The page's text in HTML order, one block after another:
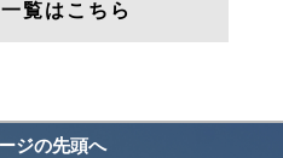
覧はこちら
ジの先頭へ